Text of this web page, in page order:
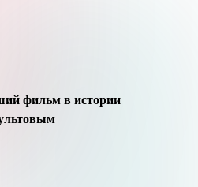
фильм в истории